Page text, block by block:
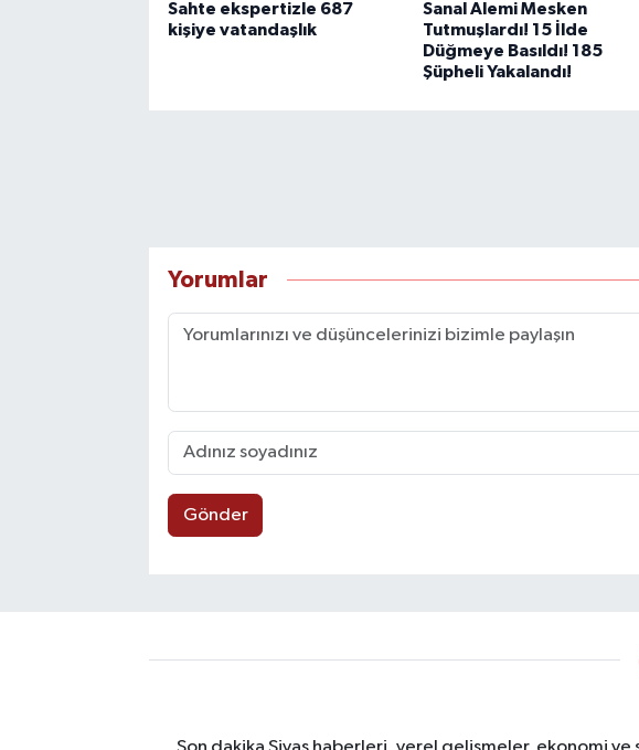
Sahte ekspertizle 687
kişiye vatandaşlık
Sanal Alemi Mesken
Tutmuşlardı! 15 İlde
Düğmeye Basıldı! 185
Şüpheli Yakalandı!
Yorumlar
Gönder